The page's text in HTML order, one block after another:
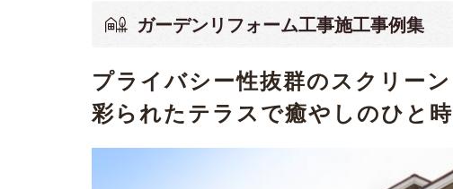
ガーデンリフォーム工事施工事例集
プライバシー性抜群のスクリー
彩られたテラスで癒やしのひと